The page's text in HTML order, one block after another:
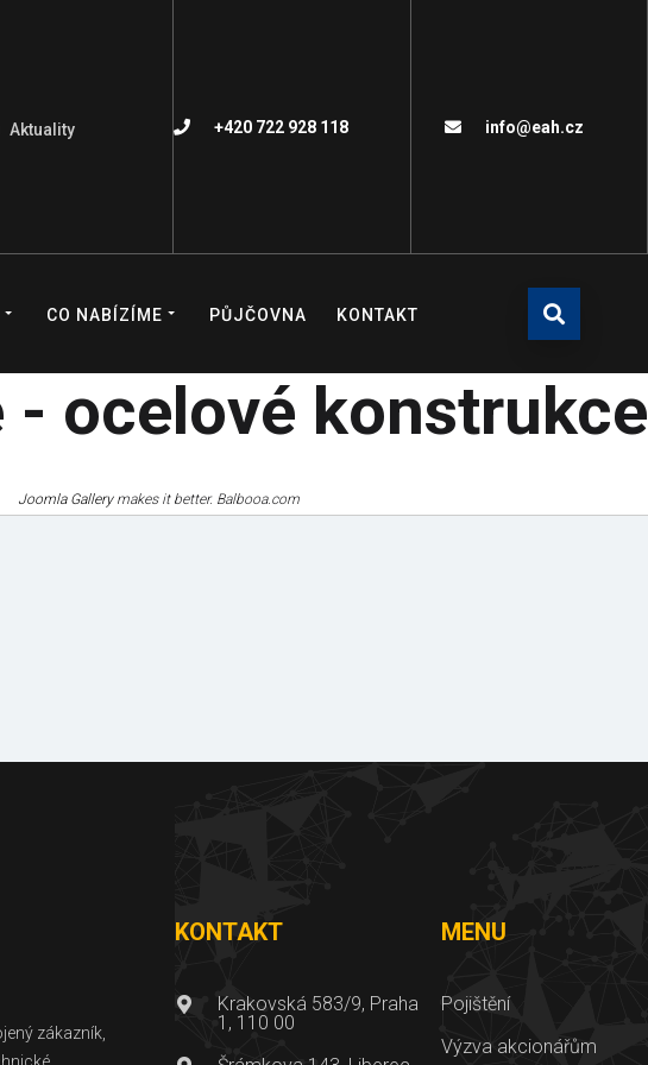
Aktuality +420 722 928 118 info@eah.cz
CO NABÍZÍME PŮJČOVNA KONTAKT
- ocelové konstrukce
Joomla Gallerymakes it better. Balbooa.com
zákazník,
KONTAKT
Krakovská 583/9, Praha
1, 110 00
MENU
Pojištění
Výzva akcionářům